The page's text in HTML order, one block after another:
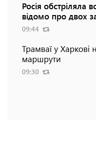
Росія обстріляла
відомо про двох
09:44
Трамваї у Харкові
маршрути
09:30